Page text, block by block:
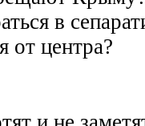
в
от центра?